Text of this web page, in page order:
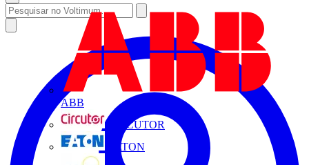
ABB
CIRCUTOR
EATON